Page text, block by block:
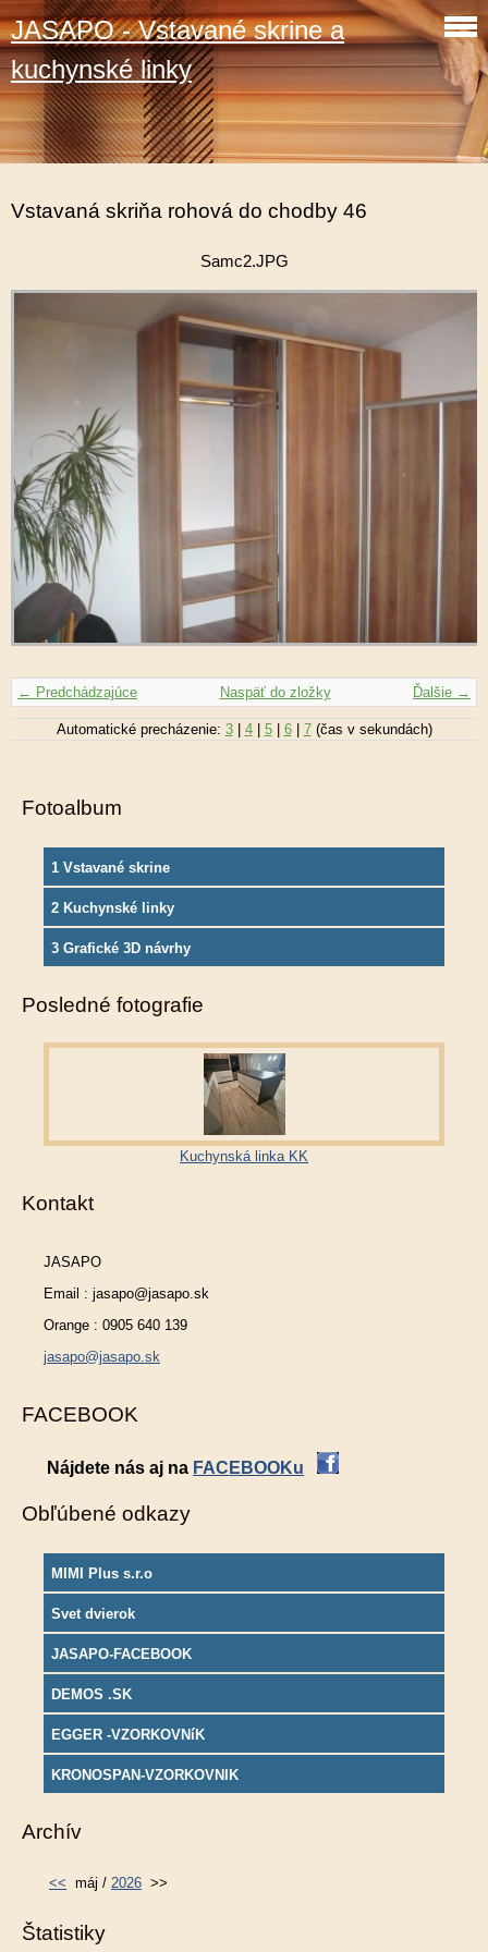
JASAPO - Vstavané skrine a
kuchynské linky
Vstavaná skriňa rohová do chodby 46
Samc2.JPG
← Predchádzajúce Ďalšie →
Naspäť do zložky
Automatické precházenie: 3| 4| 5| 6| 7(čas v sekundách)
Fotoalbum
1 Vstavané skrine
2 Kuchynské linky
3 Grafické 3D návrhy
Posledné fotografie
Kuchynská linka KK
Kontakt
JASAPO
Email : jasapo@jasapo.sk
Orange : 0905 640 139
jasapo@jasapo.sk
FACEBOOK
Nájdete nás aj na FACEBOOKu
Obľúbené odkazy
MIMI Plus s.r.o
Svet dvierok
JASAPO-FACEBOOK
DEMOS .SK
EGGER -VZORKOVNíK
KRONOSPAN-VZORKOVNIK
Archív
<< máj / 2026 >>
Štatistiky